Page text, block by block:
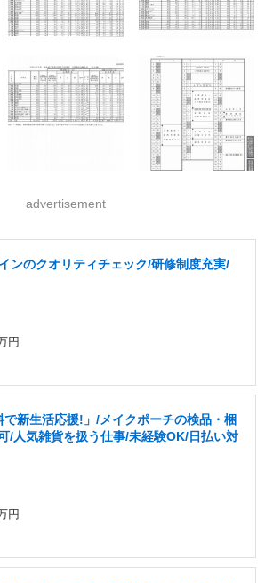
advertisement
ンのクオリティチェック/研修制度充実/
円
で新生活応援!」/メイクポーチの検品・梱
/人気雑貨を扱う仕事/未経験OK/日払い対
円